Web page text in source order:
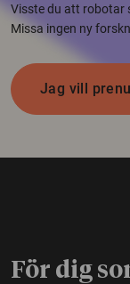
Visste du att robotar
Missa ingen ny
Jag vill
För dig